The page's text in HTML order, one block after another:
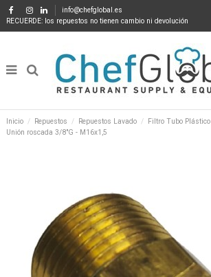
info@chefglobal.es
RECUERDE: los repuestos no tienen cambio ni devolución
Inicio Repuestos Repuestos Lavado Filtro Tubo Plástico
Unión roscada 3/8"G - M16x1,5